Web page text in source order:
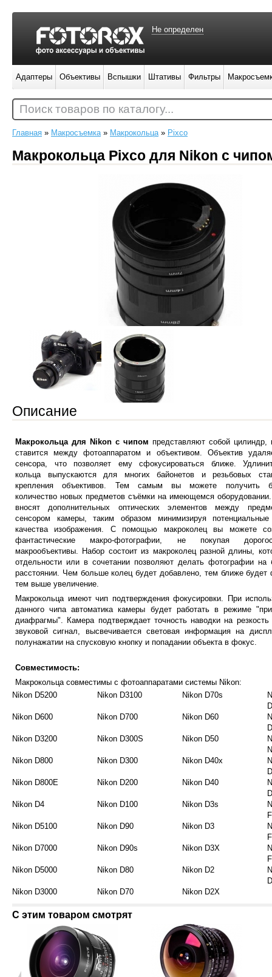
Главная » Макросъемка» Макрокольца» Pixco
Макрокольца Pixco для Nikon с
Описание
Макрокольца для Nikon с чипом представляют собой цилиндр,
ставится между фотоаппаратом и объективом. Объектив
сенсора, что позволяет ему сфокусироваться ближе.
кольца выпускаются для многих байонетов и резьбовых
крепления объективов. Тем самым вы можете получить
количество новых предметов съёмки на имеющемся
вносят дополнительных оптических элементов между
сенсором камеры, таким образом минимизируя потенциальные
качества изображения. С помощью макроколец вы можете
фантастические макро-фотографии, не покупая
макрообъективы. Набор состоит из макроколец разной длины,
отдельности или в сочетании позволяют делать фотографии на
расстоянии. Чем больше колец будет добавлено, тем ближе будет
тем выше увеличение.
Макрокольца имеют чип подтверждения фокусировки. При
данного чипа автоматика камеры будет работать в режиме
диафрагмы". Камера подтверждает точность наводки на резкость
звуковой сигнал, высвечивается световая информация на
полунажатии на спусковую кнопку и попадании объекта в фокус.
Совместимость:
Макрокольца совместимы с фотоаппаратами системы Nikon:
Nikon D5200
Nikon D3100 Nikon D70s
Nikon D600
Nikon D700 Nikon D60
Nikon D3200
Nikon D300S Nikon D50
Nikon D800
Nikon D300 Nikon D40x
Nikon D800E
Nikon D200 Nikon D40
Nikon D4
Nikon D100 Nikon D3s
Nikon D5100
Nikon D90 Nikon D3
Nikon D7000
Nikon D90s Nikon D3X
Nikon D5000
Nikon D80 Nikon D2
Nikon D3000
Nikon D70 Nikon D2X
С этим товаром смотрят
Не определен
Адаптеры Объективы Вспышки Штативы Фильтры
Поиск товаров по каталогу...